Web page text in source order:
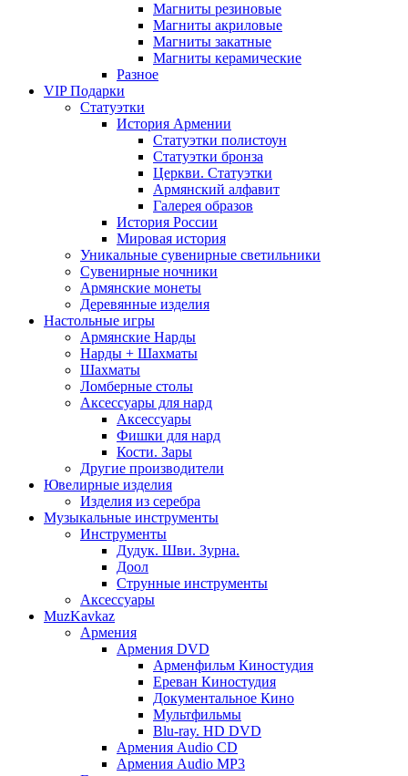
Магниты резиновые
Магниты акриловые
Магниты закатные
Магниты керамические
Разное
VIP Подарки
Статуэтки
История Армении
Статуэтки полистоун
Статуэтки бронза
Церкви. Статуэтки
Армянский алфавит
Галерея образов
История России
Мировая история
Уникальные сувенирные светильники
Сувенирные ночники
Армянские монеты
Деревянные изделия
Настольные игры
Армянские Нарды
Нарды + Шахматы
Шахматы
Ломберные столы
Аксессуары для нард
Аксессуары
Фишки для нард
Кости. Зары
Другие производители
Ювелирные изделия
Изделия из серебра
Музыкальные инструменты
Инструменты
Дудук. Шви. Зурна.
Доол
Струнные инструменты
Аксессуары
MuzKavkaz
Армения
Армения DVD
Арменфильм Киностудия
Ереван Киностудия
Документальное Кино
Мультфильмы
Blu-ray. HD DVD
Армения Audio CD
Армения Audio MP3